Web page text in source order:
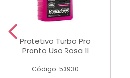
Protetivo Turbo Pro
Pronto Uso Rosa 1l
Código: 53930